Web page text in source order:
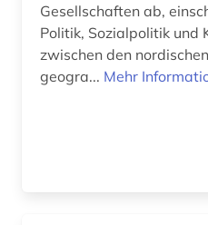
Gesellschaften ab,
Politik, Sozialpolitik und
zwischen den
geogra... Mehr